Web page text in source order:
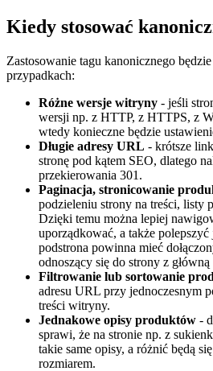
Kiedy stosować
Zastosowanie tagu kanonicznego
przypadkach:
Różne wersje witryny - jeśli
wersji np. z HTTP, z HTTPS, z
wtedy konieczne będzie
Długie adresy URL - krótsze
stronę pod kątem SEO, dlatego
przekierowania 301.
Paginacja, stronicowanie
podzieleniu strony na treści, listy
Dzięki temu można lepiej
uporządkować, a także
podstrona powinna mieć
odnoszący się do strony z główną
Filtrowanie lub sortowanie
adresu URL przy jednoczesnym
treści witryny.
Jednakowe opisy produktów -
sprawi, że na stronie np. z
takie same opisy, a różnić będą
rozmiarem.